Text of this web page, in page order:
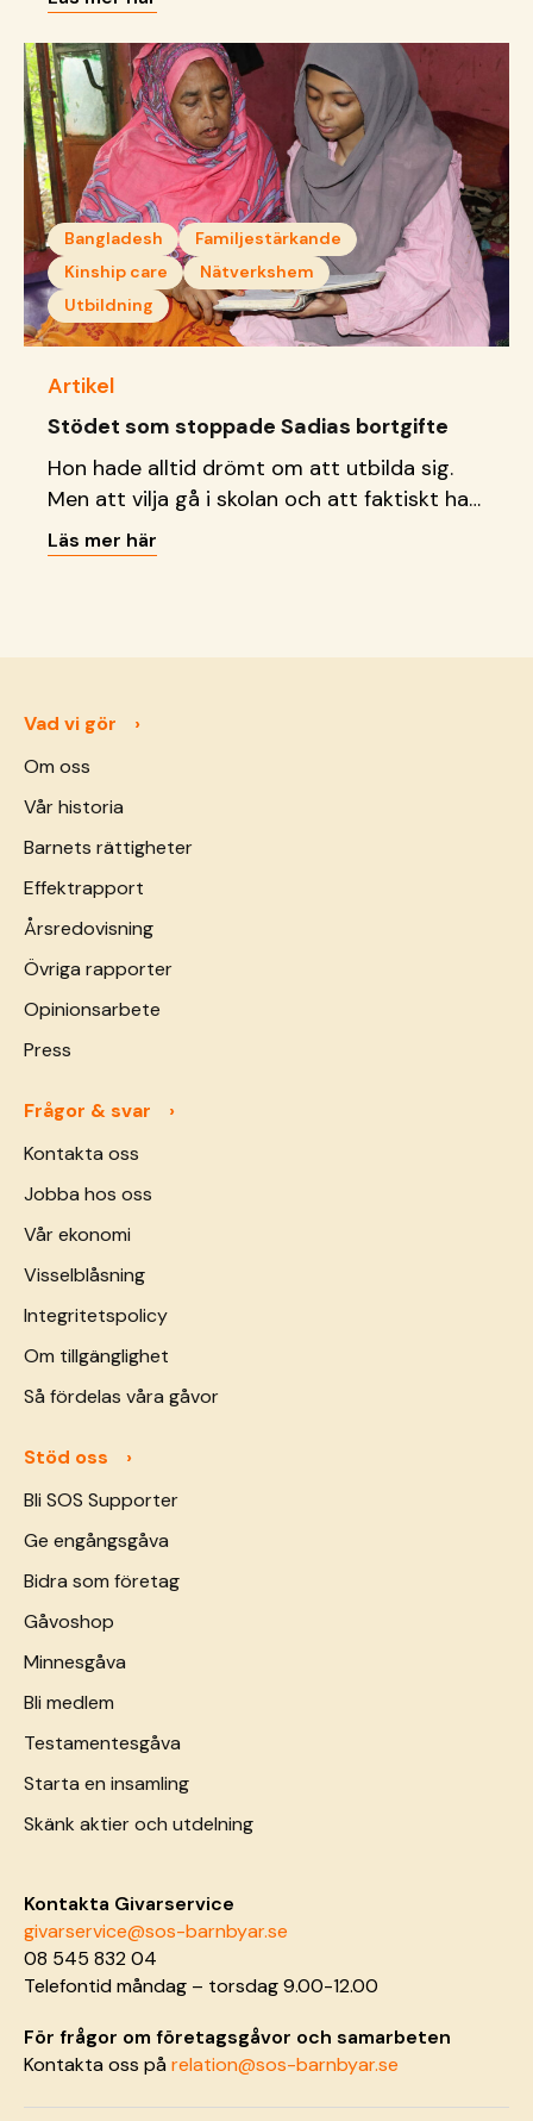
Bangladesh
Familjestärkande
Kinship care
Nätverkshem
Utbildning
Artikel
Stödet som stoppade Sadias bortgifte
Hon hade alltid drömt om att utbilda sig.
Men att vilja gå i skolan och att faktiskt ha
råd att göra det, är två helt olika saker.
Läs mer här
Vad vi gör
Om oss
Vår historia
Barnets rättigheter
Effektrapport
Årsredovisning
Övriga rapporter
Opinionsarbete
Press
Frågor & svar
Kontakta oss
Jobba hos oss
Vår ekonomi
Visselblåsning
Integritetspolicy
Om tillgänglighet
Så fördelas våra gåvor
Stöd oss
Bli SOS Supporter
Ge engångsgåva
Bidra som företag
Gåvoshop
Minnesgåva
Bli medlem
Testamentesgåva
Starta en insamling
Skänk aktier och utdelning
Kontakta Givarservice
givarservice@sos-barnbyar.se
08 545 832 04
Telefontid måndag – torsdag 9.00-12.00
För frågor om företagsgåvor och samarbeten
Kontakta oss pårelation@sos-barnbyar.se